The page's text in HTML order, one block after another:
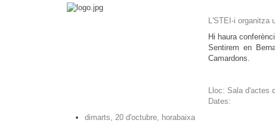
L'STEI-i organitza
Hi haura
Sentirem en
Camardons.
Lloc: Sala d'actes
Dates:
dimarts, 20 d'octubre, horabaixa